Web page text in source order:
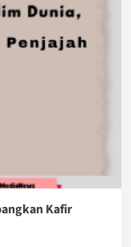
Kafir